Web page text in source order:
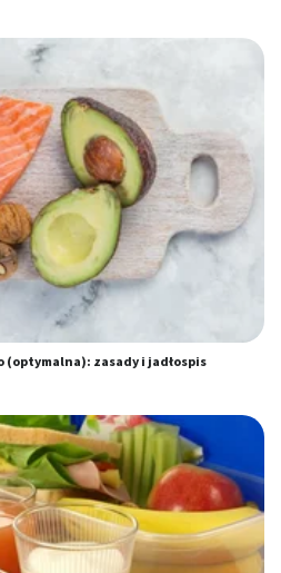
(optymalna): zasady i jadłospis